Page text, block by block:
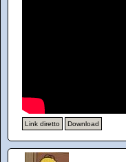
Link diretto Download